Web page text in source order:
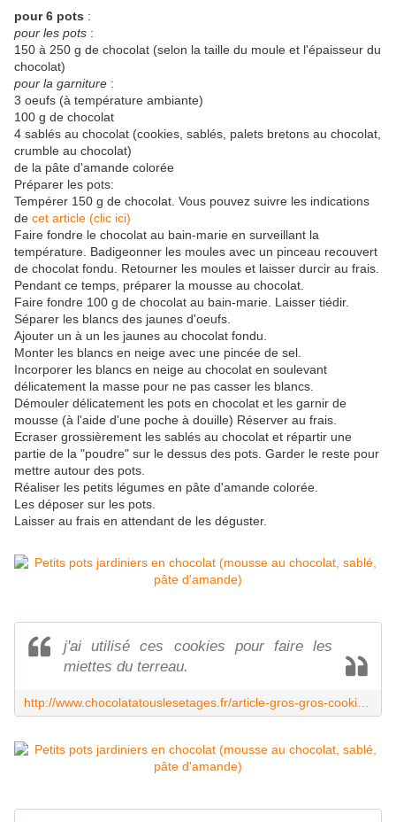
pour 6 pots :
pour les pots :
150 à 250 g de chocolat (selon la taille du moule et l'épaisseur du
chocolat)
pour la garniture :
3 oeufs (à température ambiante)
100 g de chocolat
4 sablés au chocolat (cookies, sablés, palets bretons au chocolat,
crumble au chocolat)
de la pâte d'amande colorée
Préparer les pots:
Tempérer 150 g de chocolat. Vous pouvez suivre les indications
de cet article (clic ici)
Faire fondre le chocolat au bain-marie en surveillant la
température. Badigeonner les moules avec un pinceau recouvert
de chocolat fondu. Retourner les moules et laisser durcir au frais.
Pendant ce temps, préparer la mousse au chocolat.
Faire fondre 100 g de chocolat au bain-marie. Laisser tiédir.
Séparer les blancs des jaunes d'oeufs.
Ajouter un à un les jaunes au chocolat fondu.
Monter les blancs en neige avec une pincée de sel.
Incorporer les blancs en neige au chocolat en soulevant
délicatement la masse pour ne pas casser les blancs.
Démouler délicatement les pots en chocolat et les garnir de
mousse (à l'aide d'une poche à douille) Réserver au frais.
Ecraser grossièrement les sablés au chocolat et répartir une
partie de la "poudre" sur le dessus des pots. Garder le reste pour
mettre autour des pots.
Réaliser les petits légumes en pâte d'amande colorée.
Les déposer sur les pots.
Laisser au frais en attendant de les déguster.
j'ai utilisé ces cookies pour faire les
miettes du terreau.